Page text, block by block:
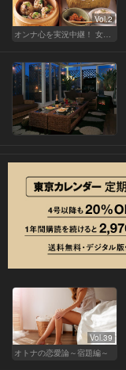
Vol.2
オンナ心を実況中継！ 女性が嬉しい合コンの法則 & 使える合コン酒場
Vol.39
オトナの恋愛論～宿題編～